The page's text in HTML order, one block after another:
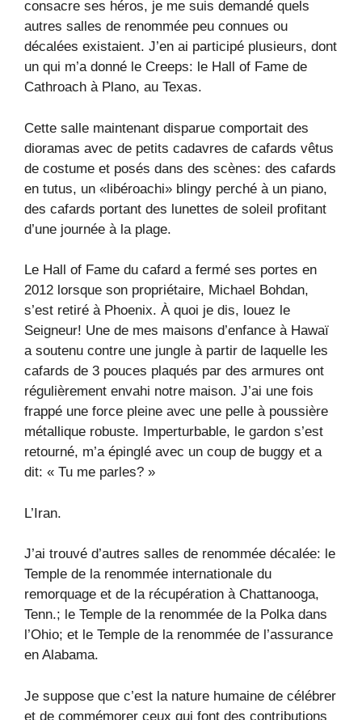
consacre ses héros, je me suis demandé quels
autres salles de renommée peu connues ou
décalées existaient. J’en ai participé plusieurs, dont
un qui m’a donné le Creeps: le Hall of Fame de
Cathroach à Plano, au Texas.
Cette salle maintenant disparue comportait des
dioramas avec de petits cadavres de cafards vêtus
de costume et posés dans des scènes: des cafards
en tutus, un «libéroachi» blingy perché à un piano,
des cafards portant des lunettes de soleil profitant
d’une journée à la plage.
Le Hall of Fame du cafard a fermé ses portes en
2012 lorsque son propriétaire, Michael Bohdan,
s’est retiré à Phoenix. À quoi je dis, louez le
Seigneur! Une de mes maisons d’enfance à Hawaï
a soutenu contre une jungle à partir de laquelle les
cafards de 3 pouces plaqués par des armures ont
régulièrement envahi notre maison. J’ai une fois
frappé une force pleine avec une pelle à poussière
métallique robuste. Imperturbable, le gardon s’est
retourné, m’a épinglé avec un coup de buggy et a
dit: « Tu me parles? »
L’Iran.
J’ai trouvé d’autres salles de renommée décalée: le
Temple de la renommée internationale du
remorquage et de la récupération à Chattanooga,
Tenn.; le Temple de la renommée de la Polka dans
l’Ohio; et le Temple de la renommée de l’assurance
en Alabama.
Je suppose que c’est la nature humaine de célébrer
et de commémorer ceux qui font des contributions